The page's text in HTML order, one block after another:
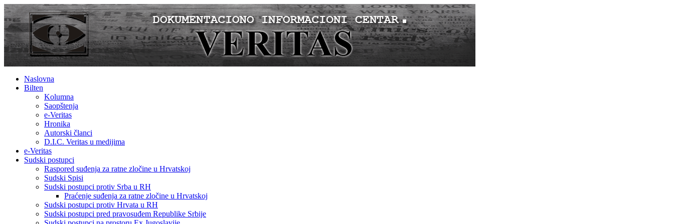
Naslovna
Bilten
Kolumna
Saopštenja
e-Veritas
Hronika
Autorski članci
D.I.C. Veritas u medijima
e-Veritas
Sudski postupci
Raspored suđenja za ratne zločine u Hrvatskoj
Sudski Spisi
Sudski postupci protiv Srba u RH
Praćenje suđenja za ratne zločine u Hrvatskoj
Sudski postupci protiv Hrvata u RH
Sudski postupci pred pravosuđem Republike Srbije